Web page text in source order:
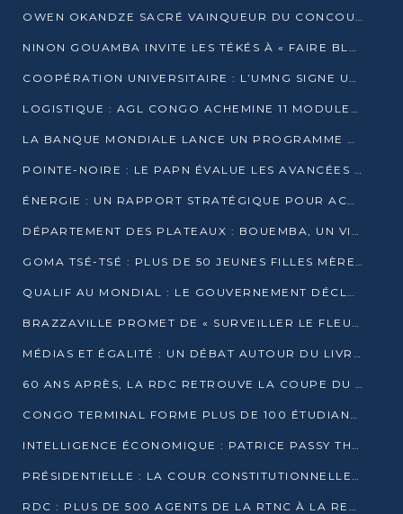
OWEN OKANDZE SACRÉ VAINQUEUR DU CONCOURS SLAM POUR LA VIE
NINON GOUAMBA INVITE LES TÉKÉS À « FAIRE BLOC » POUR PESER DANS LE DÉBAT NATIONAL
COOPÉRATION UNIVERSITAIRE : L’UMNG SIGNE UN ACCORD STRATÉGIQUE AVEC L’UNIVERSITÉ HAINAN EN CHINE
LOGISTIQUE : AGL CONGO ACHEMINE 11 MODULES GÉANTS JUSQU’À BRAZZAVILLE
LA BANQUE MONDIALE LANCE UN PROGRAMME DE 394 MILLIONS DE DOLLARS POUR LE BASSIN DU CONGO
POINTE-NOIRE : LE PAPN ÉVALUE LES AVANCÉES DU MÔLE EST
ÉNERGIE : UN RAPPORT STRATÉGIQUE POUR ACCÉLÉRER LA TRANSITION AU CONGO
DÉPARTEMENT DES PLATEAUX : BOUEMBA, UN VIVIER ÉCONOMIQUE PRÊT À EXPLOSER
GOMA TSÉ-TSÉ : PLUS DE 50 JEUNES FILLES MÈRES SENSIBILISÉES À LA SANTÉ SEXUELLE
QUALIF AU MONDIAL : LE GOUVERNEMENT DÉCLARE LA JOURNÉE DU 1ER AVRIL 2026 CHÔMÉE ET PAYÉE
BRAZZAVILLE PROMET DE « SURVEILLER LE FLEUVE » APRÈS LA QUALIFICATION DE LA RDC AU MONDIAL
MÉDIAS ET ÉGALITÉ : UN DÉBAT AUTOUR DU LIVRE « CES FEMMES QUI REPRENNENT LE POUVOIR SUR LEUR VIE »
60 ANS APRÈS, LA RDC RETROUVE LA COUPE DU MONDE
CONGO TERMINAL FORME PLUS DE 100 ÉTUDIANTS AUX TECHNIQUES D’EMBAUCHE
INTELLIGENCE ÉCONOMIQUE : PATRICE PASSY THÉORISE UNE STRATÉGIE ADAPTÉE AUX CONTEXTES FRAGMENTÉS
PRÉSIDENTIELLE : LA COUR CONSTITUTIONNELLE CONFIRME LA VICTOIRE DE SASSOU NGUESSO AVEC 94,90 % DES SUFFRAGES
RDC : PLUS DE 500 AGENTS DE LA RTNC À LA RETRAITE, UNE PAGE SE TOURNE